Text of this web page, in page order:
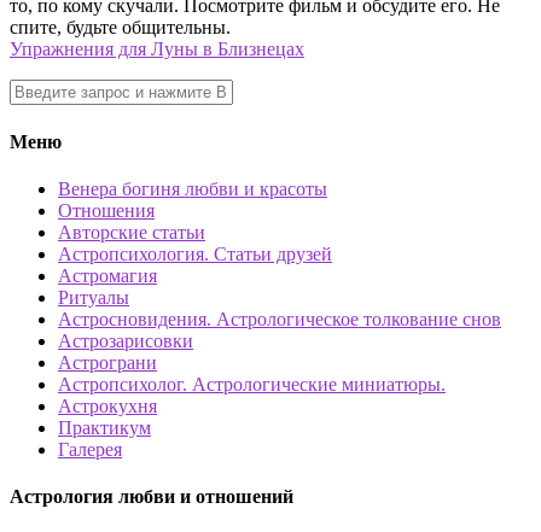
то, по кому скучали. Посмотрите фильм и обсудите его. Не
спите, будьте общительны.
Упражнения для Луны в Близнецах
Меню
Венера богиня любви и красоты
Отношения
Авторские статьи
Астропсихология. Статьи друзей
Астромагия
Ритуалы
Астросновидения. Астрологическое толкование снов
Астрозарисовки
Астрограни
Астропсихолог. Астрологические миниатюры.
Астрокухня
Практикум
Галерея
Астрология любви и отношений